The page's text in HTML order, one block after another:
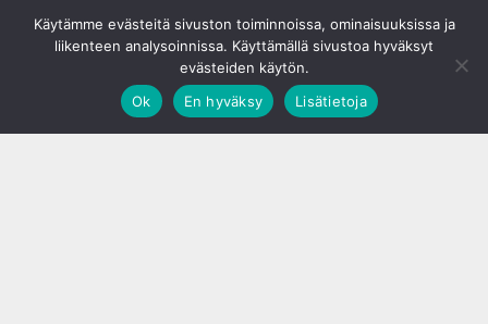
Käytämme evästeitä sivuston toiminnoissa, ominaisuuksissa ja
liikenteen analysoinnissa. Käyttämällä sivustoa hyväksyt
evästeiden käytön.
Ok
En hyväksy Lisätietoja